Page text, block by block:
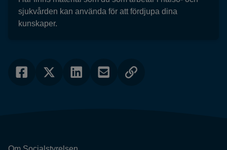
sjukvården kan använda för att fördjupa dina
kunskaper.